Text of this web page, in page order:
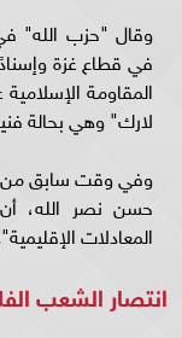
وقال "حزب الله"
في قطاع غزة
‏المقاومة
لارك" وهي بحالة
وفي وقت سابق من
حسن نصر الله،
المعادلات
انتصار الشعب